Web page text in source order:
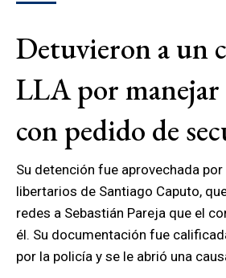
Detuvieron a un
LLA por
con pedido de
Su detención fue aprovechada
libertarios de Santiago Caputo,
redes a Sebastián Pareja que el
él. Su documentación fue
por la policía y se le abrió una